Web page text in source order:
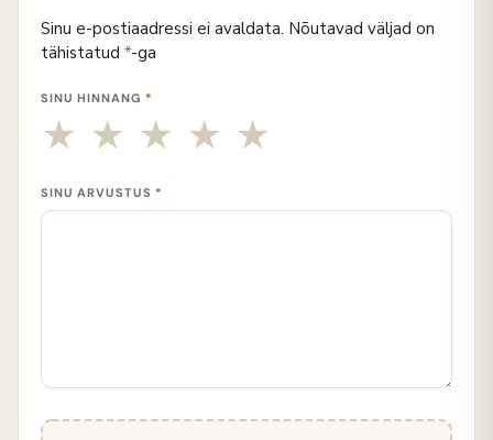
Sinu e-postiaadressi ei avaldata. Nõutavad väljad on
tähistatud *-ga
SINU HINNANG *
SINU ARVUSTUS *